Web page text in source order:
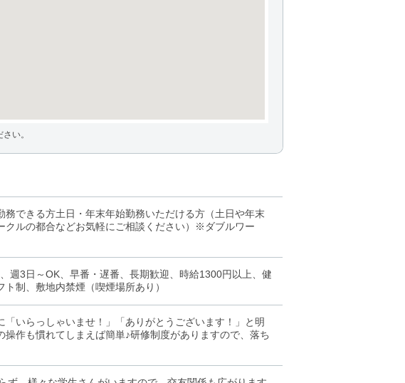
い。
できる方土日・年末年始勤務いただける方（土日や年末
ルの都合などお気軽にご相談ください）※ダブルワー
週3日～OK、早番・遅番、長期歓迎、時給1300円以上、健
制、敷地内禁煙（喫煙場所あり）
いらっしゃいませ！」「ありがとうございます！」と明
作も慣れてしまえば簡単♪研修制度がありますので、落ち